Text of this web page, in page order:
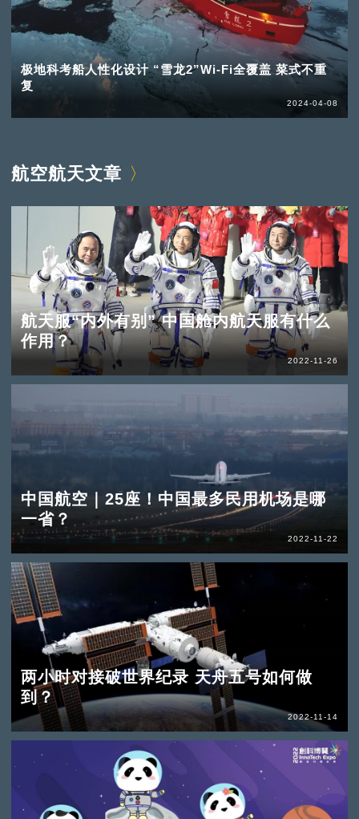
极地科考船人性化设计 “雪龙2”Wi-Fi全覆盖 菜式不重
复
2024-04-08
航空航天文章
航天服“内外有别” 中国舱内航天服有什么
作用？
2022-11-26
中国航空｜25座！中国最多民用机场是哪
一省？
2022-11-22
两小时对接破世界纪录 天舟五号如何做
到？
2022-11-14